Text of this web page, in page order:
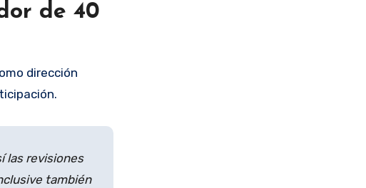
de 40
dirección
las revisiones
también